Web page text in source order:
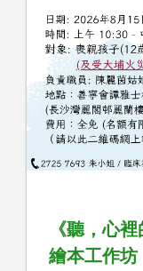
《聽，心
繪本工作坊